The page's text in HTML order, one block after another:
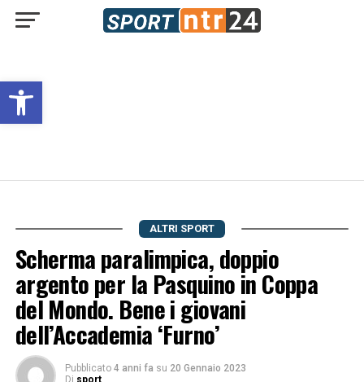
Open toolbar
ALTRI SPORT
Scherma paralimpica, doppio
argento per la Pasquino in Coppa
del Mondo. Bene i giovani
dell’Accademia ‘Furno’
Pubblicato 4 anni fa su 20 Gennaio 2023
Di sport